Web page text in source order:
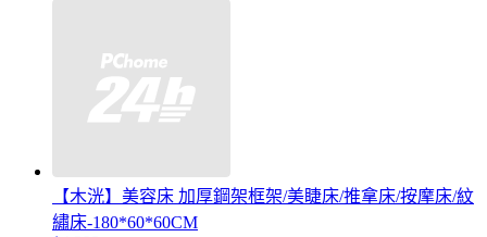
【木洸】美容床 加厚鋼架框架/美睫床/推拿床/按摩床/紋
繡床-180*60*60CM